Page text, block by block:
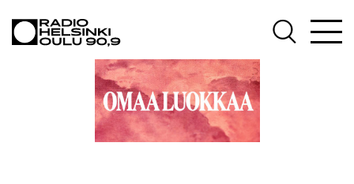
AJANKOHTAISTA
OHJELMAT
TEKIJÄT
ON-DEMAND